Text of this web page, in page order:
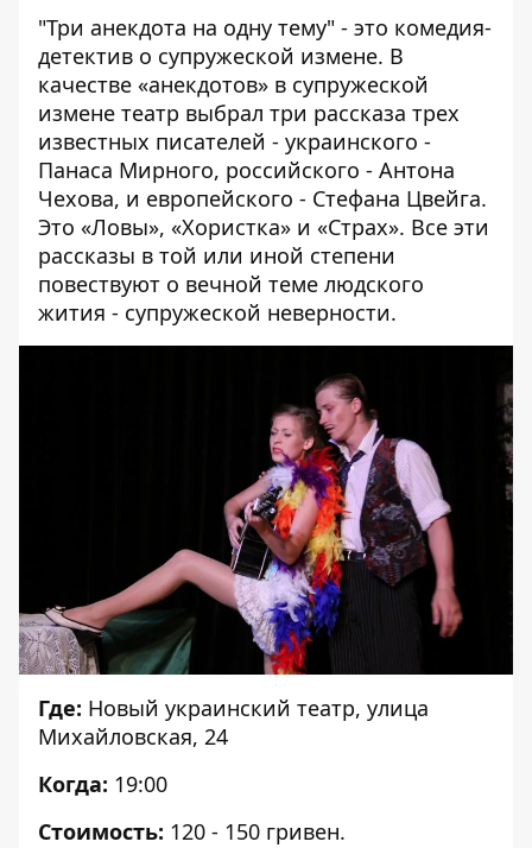
"Три анекдота на одну тему" - это комедия-
детектив о супружеской измене. В
качестве «анекдотов» в супружеской
измене театр выбрал три рассказа трех
известных писателей - украинского -
Панаса Мирного, российского - Антона
Чехова, и европейского - Стефана Цвейга.
Это «Ловы», «Хористка» и «Страх». Все эти
рассказы в той или иной степени
повествуют о вечной теме людского
жития - супружеской неверности.
Где: Новый украинский театр, улица
Михайловская, 24
Когда: 19:00
Стоимость: 120 - 150 гривен.